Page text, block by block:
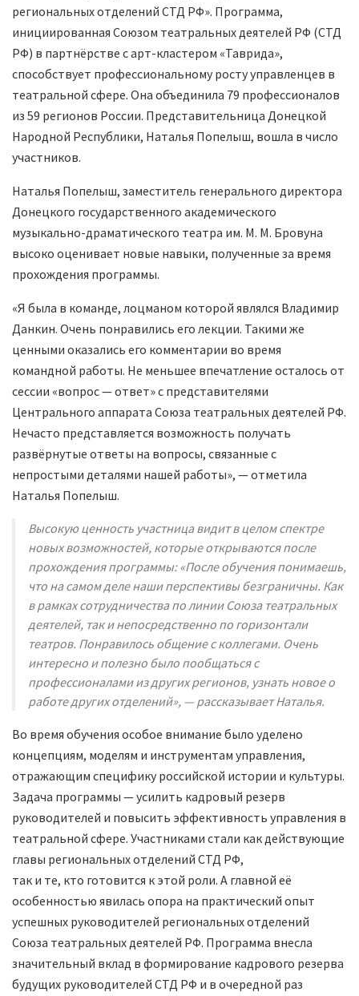
региональных отделений СТД РФ». Программа,
инициированная Союзом театральных деятелей РФ (СТД
РФ) в партнёрстве с арт-кластером «Таврида»,
способствует профессиональному росту управленцев в
театральной сфере. Она объединила 79 профессионалов
из 59 регионов России. Представительница Донецкой
Народной Республики, Наталья Попелыш, вошла в число
участников.
Наталья Попелыш, заместитель генерального директора
Донецкого государственного академического
музыкально-драматического театра им. М. М. Бровуна
высоко оценивает новые навыки, полученные за время
прохождения программы.
«Я была в команде, лоцманом которой являлся Владимир
Данкин. Очень понравились его лекции. Такими же
ценными оказались его комментарии во время
командной работы. Не меньшее впечатление осталось от
сессии «вопрос — ответ» с представителями
Центрального аппарата Союза театральных деятелей РФ.
Нечасто представляется возможность получать
развёрнутые ответы на вопросы, связанные с
непростыми деталями нашей работы», — отметила
Наталья Попелыш.
Высокую ценность участница видит в целом спектре
новых возможностей, которые открываются после
прохождения программы: «После обучения понимаешь,
что на самом деле наши перспективы безграничны. Как
в рамках сотрудничества по линии Союза театральных
деятелей, так и непосредственно по горизонтали
театров. Понравилось общение с коллегами. Очень
интересно и полезно было пообщаться с
профессионалами из других регионов, узнать новое о
работе других отделений», — рассказывает Наталья.
Во время обучения особое внимание было уделено
концепциям, моделям и инструментам управления,
отражающим специфику российской истории и культуры.
Задача программы — усилить кадровый резерв
руководителей и повысить эффективность управления в
театральной сфере. Участниками стали как действующие
главы региональных отделений СТД РФ,
так и те, кто готовится к этой роли. А главной её
особенностью явилась опора на практический опыт
успешных руководителей региональных отделений
Союза театральных деятелей РФ. Программа внесла
значительный вклад в формирование кадрового резерва
будущих руководителей СТД РФ и в очередной раз